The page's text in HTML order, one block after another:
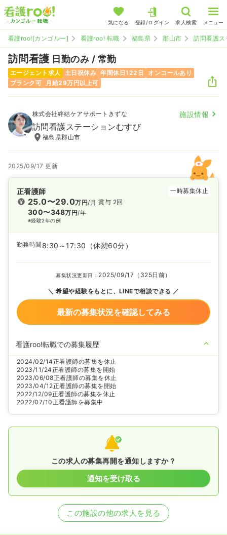
気になる 登録/ログイン 求人検索 メニュー
看護roo![カンゴルー] 看護roo! 転職 福島県 郡山市 訪問看護
訪問看護 日勤のみ / 常勤
エージェント求人 土日祝休み 年間休日122日
オンコールあり
ブランク可
月給29万円以上可
株式会社絆結ケアサポートきずな 施設情報
訪問看護ステーションむすび
福島県郡山市
2025/09/17 更新
正看護師 一時募集休止
25.0〜29.0万円/月
300〜348万円/年
※経験2年の例
賞与 2回
勤務時間 8:30～17:30 （休憩60分）
募集状況更新日： 2025/09/17（325日前）
希望や経験をもとに、LINEで相談できる
最新の募集状況を確認してみる
看護roo!転職での募集履歴
2024/02/14正看護師の募集を休止
2023/11/24正看護師の募集を開始
2023/06/08正看護師の募集を休止
2023/04/12正看護師の募集を開始
2022/12/09正看護師の募集を休止
2022/07/10正看護師を募集中
この求人の募集再開を通知しますか？
通知を受け取る
この施設の他の求人を見る